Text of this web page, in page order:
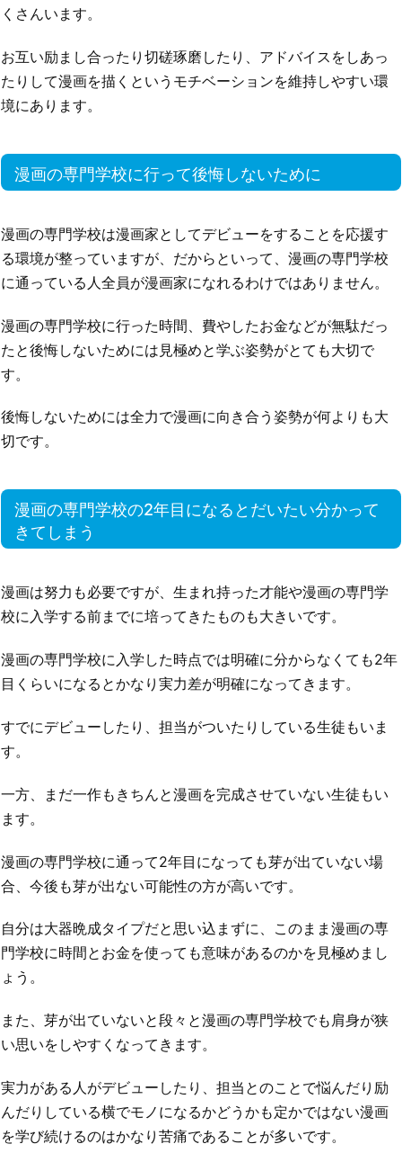
くさんいます。
お互い励まし合ったり切磋琢磨したり、アドバイスをしあっ
たりして漫画を描くというモチベーションを維持しやすい環
境にあります。
漫画の専門学校に行って後悔しないために
漫画の専門学校は漫画家としてデビューをすることを応援す
る環境が整っていますが、だからといって、漫画の専門学校
に通っている人全員が漫画家になれるわけではありません。
漫画の専門学校に行った時間、費やしたお金などが無駄だっ
たと後悔しないためには見極めと学ぶ姿勢がとても大切で
す。
後悔しないためには全力で漫画に向き合う姿勢が何よりも大
切です。
漫画の専門学校の2年目になるとだいたい分かって
きてしまう
漫画は努力も必要ですが、生まれ持った才能や漫画の専門学
校に入学する前までに培ってきたものも大きいです。
漫画の専門学校に入学した時点では明確に分からなくても2年
目くらいになるとかなり実力差が明確になってきます。
すでにデビューしたり、担当がついたりしている生徒もいま
す。
一方、まだ一作もきちんと漫画を完成させていない生徒もい
ます。
漫画の専門学校に通って2年目になっても芽が出ていない場
合、今後も芽が出ない可能性の方が高いです。
自分は大器晩成タイプだと思い込まずに、このまま漫画の専
門学校に時間とお金を使っても意味があるのかを見極めまし
ょう。
また、芽が出ていないと段々と漫画の専門学校でも肩身が狭
い思いをしやすくなってきます。
実力がある人がデビューしたり、担当とのことで悩んだり励
んだりしている横でモノになるかどうかも定かではない漫画
を学び続けるのはかなり苦痛であることが多いです。